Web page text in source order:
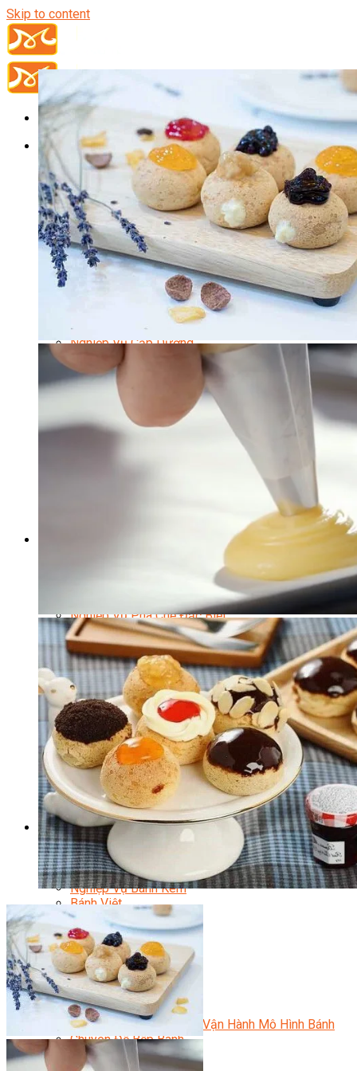
Skip to content
Đầu Bếp
Bếp Trưởng Điều Hành
Nghiệp Vụ Bếp Trưởng
Nghiệp Vụ Bếp Quốc Tế
Nghiệp Vụ Bếp Trưởng Bếp Việt
Nghiệp Vụ Bếp Trưởng Bếp Âu
Nghiệp Vụ Bếp Trưởng Bếp Á
Nghiệp Vụ Bếp Trưởng Bếp Nhật
Nghiệp Vụ Bếp Trưởng Bếp Hoa
Nghiệp Vụ Bếp Hàn
Nghiệp Vụ Bếp Thái
Nghiệp Vụ Bếp Chay
Nghiệp Vụ Quản Lý Bếp
Nghiệp Vụ Cấp Dưỡng
Nghiệp Vụ Bếp Phụ
Điểm Tâm Hồng Kông
Eat Clean
Food Stylist
Master Class
Bếp Gia Đình
Chuyên Đề Bếp Nóng
Bí Quyết Kinh Doanh và Vận Hành Mô Hình Ẩm Thực
Nghiệp Vụ Bartender Chuyên Nghiệp
Nghiệp Vụ Barista Chuyên Nghiệp
Nghiệp Vụ Flair Bartending Chuyên Nghiệp
Nghiệp Vụ Pha Chế Đặc Biệt
Nghiệp Vụ Pha Chế Tổng Hợp
Nghiệp Vụ Quản Lý Bar
Chuyên Gia Cà Phê
Cà Phê Pha Máy
Khởi Sự Kinh Doanh Cafe – Chuỗi Cafe
Bí Quyết Khởi Nghiệp Mô Hình Đồ Uống
Kinh Doanh Mô Hình Đồ Uống Thịnh Hành
Kinh Doanh Chuỗi Và Nhượng Quyền
Tiếng Anh Chuyên Ngành Pha Chế
Học Làm Kem
Học Pha Chế Trà Sữa
Chuyên Đề Pha Chế
Video Dạy Pha Chế
Làm Bánh
Nghiệp Vụ Bếp Trưởng Bếp Bánh
Nghiệp Vụ Bếp Bánh Quốc Tế
Nghiệp Vụ Quản Lý Bếp Bánh
Nghiệp Vụ Bánh Kem
Bánh Việt
Bánh Nhật
Bánh Mì Nâng Cao
Bánh Đài Loan
Bánh Ngắn Hạn
Bánh Kinh Doanh
Handmade Mini Cake
Master Class
Bí Quyết Kinh Doanh Và Vận Hành Mô Hình Bánh
Chuyên Đề Bếp Bánh
Video Dạy Làm Bánh